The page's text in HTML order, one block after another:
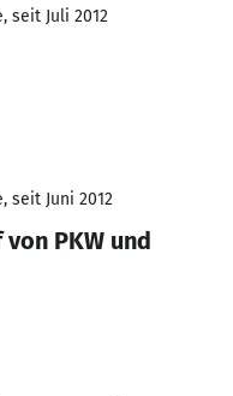
seit Juli 2012
seit Juni 2012
PKW und